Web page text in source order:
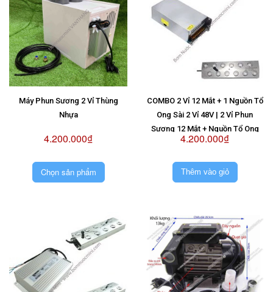
Máy Phun Sương 2 Vỉ Thùng
Nhựa
4.200.000₫
Chọn sản phẩm
COMBO 2 Vỉ 12 Mắt + 1 Nguồn Tổ
Ong Sài 2 Vỉ 48V | 2 Vỉ Phun
Sương 12 Mắt + Nguồn Tổ Ong
Sài 2 Vỉ 48V
4.200.000₫
Thêm vào giỏ